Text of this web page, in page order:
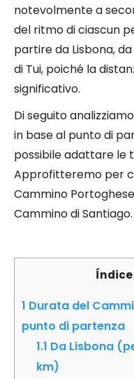
notevolmente a
del ritmo di ciascun
partire da Lisbona,
di Tui, poiché la
significativo.
Di seguito
in base al punto di
possibile adattare le
Approfitteremo per
Cammino
Cammino di Santiago.
1 Durata del
punto di partenza
1.1 Da Lisbona
km)